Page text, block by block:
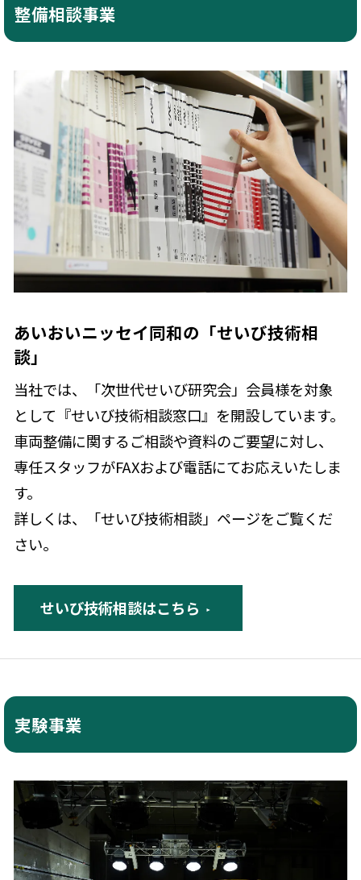
整備相談事業
あいおいニッセイ同和の「せいび技術相
談」
当社では、「次世代せいび研究会」会員様を対象
として『せいび技術相談窓口』を開設しています。
車両整備に関するご相談や資料のご要望に対し、
専任スタッフがFAXおよび電話にてお応えいたしま
す。
詳しくは、「せいび技術相談」ページをご覧くだ
さい。
せいび技術相談はこちら
実験事業